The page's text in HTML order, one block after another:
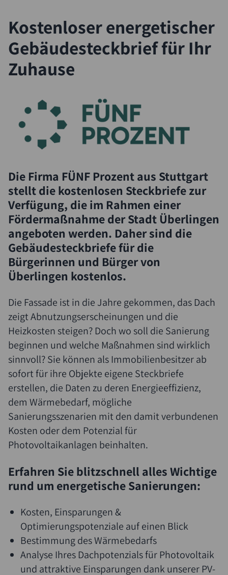
Kostenloser energetischer
Gebäudesteckbrief für Ihr
Zuhause
Die Firma FÜNF Prozent aus Stuttgart
stellt die kostenlosen Steckbriefe zur
Verfügung, die im Rahmen einer
Fördermaßnahme der Stadt Überlingen
angeboten werden. Daher sind die
Gebäudesteckbriefe für die
Bürgerinnen und Bürger von
Überlingen kostenlos.
Die Fassade ist in die Jahre gekommen, das Dach
zeigt Abnutzungserscheinungen und die
Heizkosten steigen? Doch wo soll die Sanierung
beginnen und welche Maßnahmen sind wirklich
sinnvoll? Sie können als Immobilienbesitzer ab
sofort für ihre Objekte eigene Steckbriefe
erstellen, die Daten zu deren Energieeffizienz,
dem Wärmebedarf, mögliche
Sanierungsszenarien mit den damit verbundenen
Kosten oder dem Potenzial für
Photovoltaikanlagen beinhalten.
Erfahren Sie blitzschnell alles Wichtige
rund um energetische Sanierungen:
Kosten, Einsparungen &
Optimierungspotenziale auf einen Blick
Bestimmung des Wärmebedarfs
Analyse Ihres Dachpotenzials für Photovoltaik
und attraktive Einsparungen dank unserer PV-